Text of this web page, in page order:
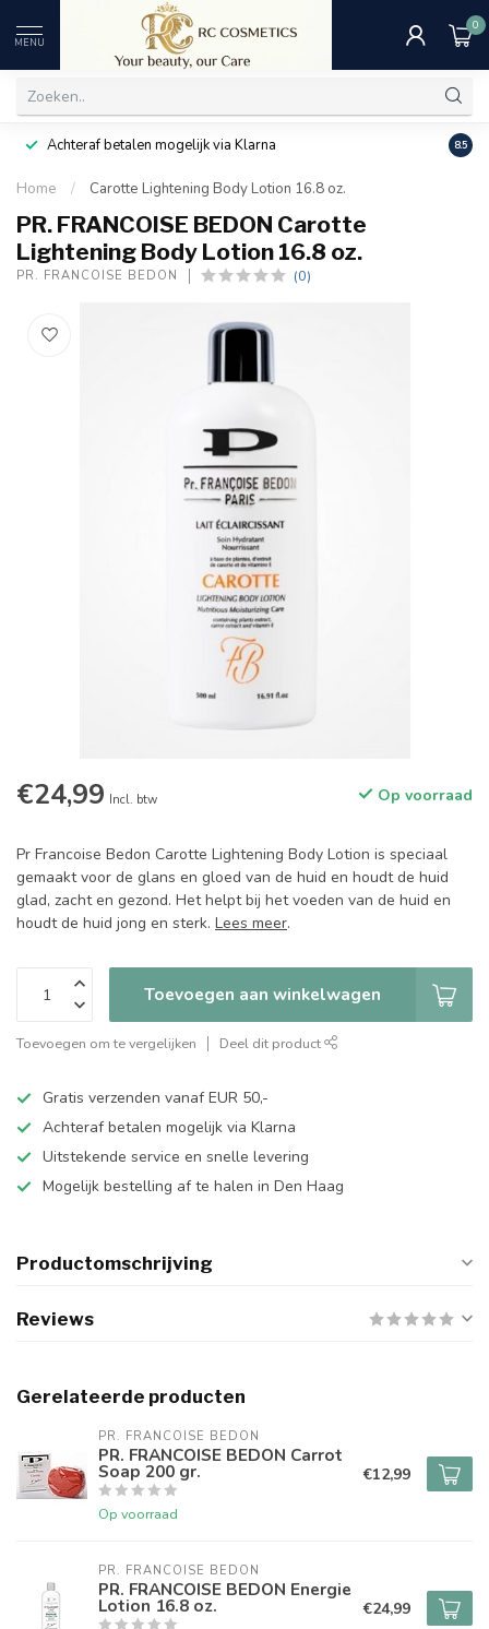
MENU
0
Achteraf betalen mogelijk via Klarna 8.5
Home / Carotte Lightening Body Lotion 16.8 oz.
PR. FRANCOISE BEDON Carotte
Lightening Body Lotion 16.8 oz.
PR. FRANCOISE BEDON (0)
€24,99 Incl. btw Op voorraad
Pr Francoise Bedon Carotte Lightening Body Lotion is speciaal
gemaakt voor de glans en gloed van de huid en houdt de huid
glad, zacht en gezond. Het helpt bij het voeden van de huid en
houdt de huid jong en sterk. Lees meer.
Toevoegen aan winkelwagen
Toevoegen om te vergelijken Deel dit product
Gratis verzenden vanaf EUR 50,-
Achteraf betalen mogelijk via Klarna
Uitstekende service en snelle levering
Mogelijk bestelling af te halen in Den Haag
Productomschrijving
Reviews
Gerelateerde producten
PR. FRANCOISE BEDON
PR. FRANCOISE BEDON Carrot
Soap 200 gr.
Op voorraad
€12,99
PR. FRANCOISE BEDON
PR. FRANCOISE BEDON Energie
Lotion 16.8 oz. €24,99